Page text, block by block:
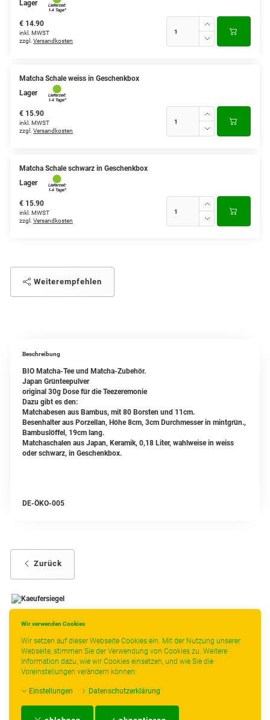
Wir verwenden Cookies
Wir setzen auf dieser Webseite Cookies ein. Mit der Nutzung unserer
Webseite, stimmen Sie der Verwendung von Cookies zu. Weitere
Information dazu, wie wir Cookies einsetzen, und wie Sie die
Voreinstellungen verändern können:
Einstellungen Datenschutzerklärung
Lager
€ 14.90
inkl. MWST
zzgl. Versandkosten
Matcha Schale weiss in Geschenkbox
Lager
€ 15.90
inkl. MWST
zzgl. Versandkosten
Matcha Schale schwarz in Geschenkbox
Lager
€ 15.90
inkl. MWST
zzgl. Versandkosten
Weiterempfehlen
Beschreibung
BIO Matcha-Tee und Matcha-Zubehör.
Japan Grünteepulver
original 30g Dose für die Teezeremonie
Dazu gibt es den:
Matchabesen aus Bambus, mit 80 Borsten und 11cm.
Besenhalter aus Porzellan, Höhe 8cm, 3cm Durchmesser in mintgrün.,
Bambuslöffel, 19cm lang.
Matchaschalen aus Japan, Keramik, 0,18 Liter, wahlweise in weiss
oder schwarz, in Geschenkbox.
DE-ÖKO-005
Zurück
- ----------------
* gilt für Lieferungen innerhalb Deutschlands, Lieferzeiten für andere Länder
entnehmen Sie bitte der Schaltfläche mit den Versandinformationen.